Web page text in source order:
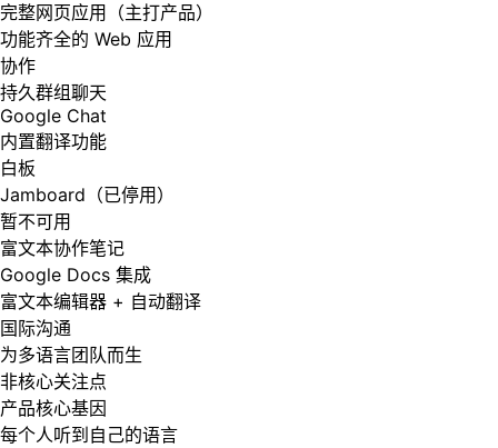
完整网页应用（主打产品）
功能齐全的 Web 应用
协作
持久群组聊天
Google Chat
内置翻译功能
白板
Jamboard（已停用）
暂不可用
富文本协作笔记
Google Docs 集成
富文本编辑器 + 自动翻译
国际沟通
为多语言团队而生
非核心关注点
产品核心基因
每个人听到自己的语言